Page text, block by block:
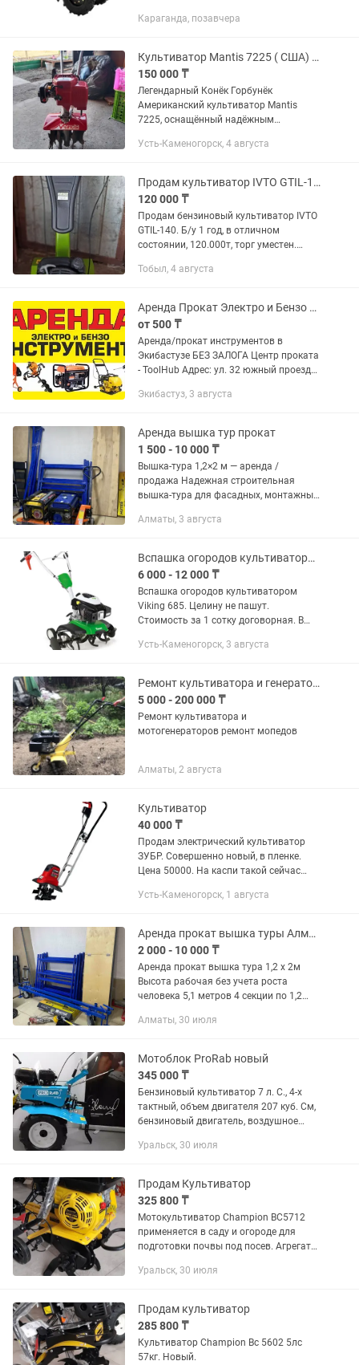
Караганда, позавчера
Культиватор Mantis 7225 ( США) с двигателем Kiortiz ( Япония)
150 000 ₸
Легендарный Конёк Горбунёк
Американский культиватор Mantis
7225, оснащённый надёжным
Лёгкий, мощный и очень манёвренный,
почвы,...
Усть-Каменогорск, 4 августа
Продам культиватор IVTO GTIL-140
120 000 ₸
Продам бензиновый культиватор IVTO
GTIL-140. Б/у 1 год, в отличном
состоянии, 120.000т, торг уместен.
Тобыл, 4 августа
Аренда Прокат Электро и Бензо инструмента
от 500 ₸
Аренда/прокат инструментов в
Экибастузе БЕЗ ЗАЛОГА Центр проката
- ToolHub Адрес: ул. 32 южный проезд
договоренности. С нами комфортно и
Экибастуз, 3 августа
Аренда вышка тур прокат
1 500 - 10 000 ₸
Вышка-тура 1,2×2 м — аренда /
продажа Надежная строительная
вышка-тура для фасадных, монтажных,
Подходит для работы внутри
Характеристики: • Размер...
Алматы, 3 августа
Вспашка огородов культиватором (мотоблоком).
6 000 - 12 000 ₸
Вспашка огородов культиватором
Viking 685. Целину не пашут.
Стоимость за 1 сотку договорная. В
отдаленности цена будет дороже.
Усть-Каменогорск, 3 августа
Ремонт культиватора и генераторов
5 000 - 200 000 ₸
Ремонт культиватора и
мотогенераторов ремонт мопедов
Алматы, 2 августа
Культиватор
40 000 ₸
Продам электрический культиватор
ЗУБР. Совершенно новый, в пленке.
Цена 50000. На каспи такой сейчас
Усть-Каменогорск, 1 августа
Аренда прокат вышка туры Алматы
2 000 - 10 000 ₸
Аренда прокат вышка тура 1,2 х 2м
Высота рабочая без учета роста
человека 5,1 метров 4 секции по 1,2
доставка отдельная Также есть все
Алматы, 30 июля
Мотоблок ProRab новый
345 000 ₸
Бензиновый культиватор 7 л. С., 4-х
тактный, объем двигателя 207 куб. См,
бензиновый двигатель, воздушное
ременной привод от двигателя, цепной
Уральск, 30 июля
Продам Культиватор
325 800 ₸
Мотокультиватор Champion BC5712
применяется в саду и огороде для
подготовки почвы под посев. Агрегат
почву с удобрениями. Модель
Уральск, 30 июля
Продам культиватор
285 800 ₸
Культиватор Champion Вс 5602 5лс
57кг. Новый.